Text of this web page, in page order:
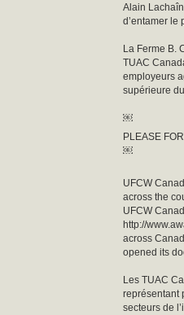
Alain
d’entamer le
La Ferme B.
TUAC
employeurs
supérieure
￼
PLEASE
￼
UFCW
across the
UFCW
http://
across
opened its
Les TUAC
représentant
secteurs de